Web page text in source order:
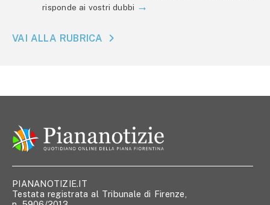
risponde ai vostri dubbi
VAI ALLA RUBRICA
PIANANOTIZIE.IT
Testata registrata al Tribunale di Firenze,